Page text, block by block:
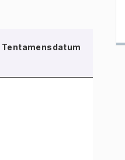
Tentamensdatum